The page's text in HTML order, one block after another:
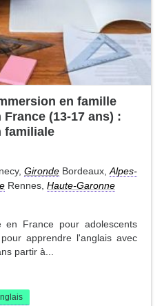
en famille
(13-17 ans) :
familiale
Gironde Bordeaux,Alpes-
Rennes, Haute-Garonne
en France pour adolescents
apprendre l'anglais avec
partir à...